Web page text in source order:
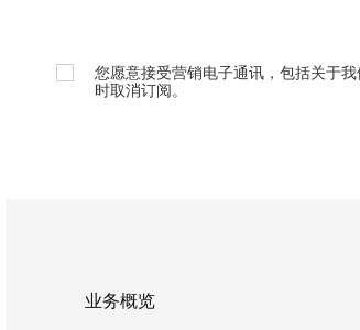
您愿意接受营销电子通讯，包括关于
时取消订阅。
业务概览